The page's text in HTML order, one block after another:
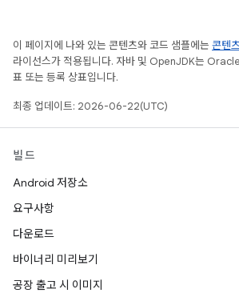
이 페이지에 나와 있는 콘텐츠와 코드 샘플에는 콘텐
라이선스가 적용됩니다. 자바 및 OpenJDK는
표 또는 등록 상표입니다.
최종 업데이트: 2026-06-22(UTC)
빌드
Android 저장소
요구사항
다운로드
바이너리 미리보기
공장 출고 시 이미지